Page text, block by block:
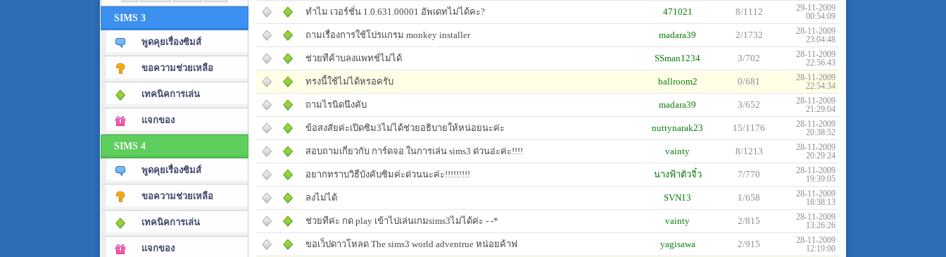
SIMS 3
พูดคุยเรื่องซิมส์
ขอความช่วยเหลือ
เทคนิคการเล่น
แจกของ
SIMS 4
พูดคุยเรื่องซิมส์
ขอความช่วยเหลือ
เทคนิคการเล่น
แจกของ
ทำไม เวอร์ชั่น 1.0.631.00001 อัพเดทไม่ได้คะ? 471021 8/1112
29-11-2009
00:54:09
ถามเรื่องการใช้โปรแกรม monkey installer madara39 2/1732
28-11-2009
23:04:48
ช่วยทีค้าบลงแพทช์ไม่ได้ SSman1234 3/702
28-11-2009
22:56:43
ทรงนี้ใช้ไม่ได้หรอครับ ballroom2 0/681
28-11-2009
22:54:34
ถามไรนิดนึงคับ madara39 3/652
28-11-2009
21:29:04
ข้อสงสัยค่ะเปิดซิม3ไม่ได้ช่วยอธิบายให้หน่อยนะค่ะ nuttynarak23 15/1176
28-11-2009
20:38:52
สอบถามเกี่ยวกับ การ์ดจอ ในการเล่น sims3 ด่วนอ่ะค่ะ!!!! vainty 8/1213
28-11-2009
20:29:24
อยากทราบวิธีบังคับซิมค่ะด่วนนะค่ะ!!!!!!!!! นางฟ้าตัวจิ๋ว 7/770
28-11-2009
19:39:05
ลงไม่ได้ SVN13 1/658
28-11-2009
18:38:13
ช่วยทีค่ะ กด play เข้าไปเล่นเกมsims3ไม่ได้ค่ะ - -* vainty 2/815
28-11-2009
13:26:26
ขอเว็ปดาวโหลด The sims3 world adventrue หน่อยค้าฟ yagisawa 2/915
28-11-2009
12:19:00